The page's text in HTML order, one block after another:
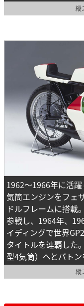
縦
1962～1966年に活
気筒エンジンをフェ
ドルフレームに搭載
参戦し、1964年、
イディングで世界
タイトルを連覇した
型4気筒）へとバトン
縦